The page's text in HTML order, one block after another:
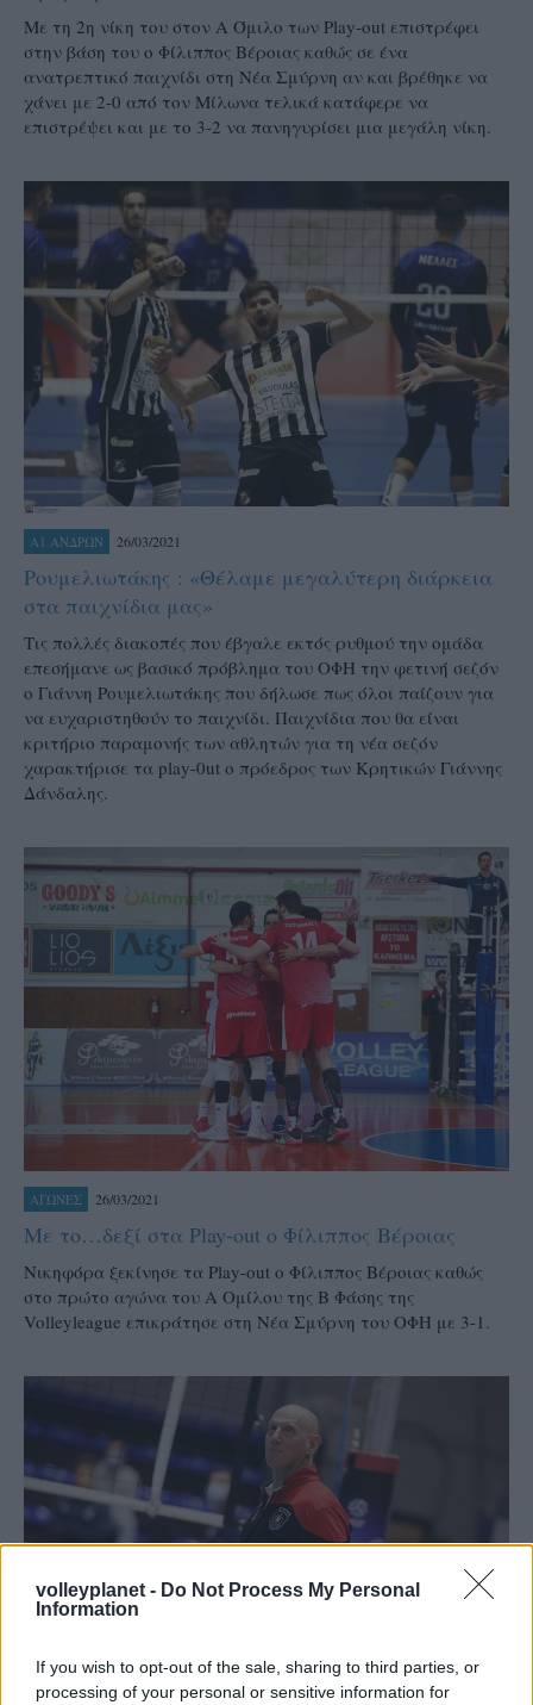
volleyplanet - Do Not Process My Personal
Information
If you wish to opt-out of the sale, sharing to third parties, or
processing of your personal or sensitive information for
Με τη 2η νίκη του στον Α Όμιλο των Play-out επιστρέφει
στην βάση του ο Φίλιππος Βέροιας καθώς σε ένα
ανατρεπτικό παιχνίδι στη Νέα Σμύρνη αν και βρέθηκε να
χάνει με 2-0 από τον Μίλωνα τελικά κατάφερε να
επιστρέψει και με το 3-2 να πανηγυρίσει μια μεγάλη νίκη.
Α1 ΑΝΔΡΩΝ 26/03/2021
Ρουμελιωτάκης : «Θέλαμε μεγαλύτερη διάρκεια
στα παιχνίδια μας»
Τις πολλές διακοπές που έβγαλε εκτός ρυθμού την ομάδα
επεσήμανε ως βασικό πρόβλημα του ΟΦΗ την φετινή σεζόν
ο Γιάννη Ρουμελιωτάκης που δήλωσε πως όλοι παίζουν για
να ευχαριστηθούν το παιχνίδι. Παιχνίδια που θα είναι
κριτήριο παραμονής των αθλητών για τη νέα σεζόν
χαρακτήρισε τα play-0ut ο πρόεδρος των Κρητικών Γιάννης
Δάνδαλης.
ΑΓΩΝΕΣ 26/03/2021
Με το…δεξί στα Play-out ο Φίλιππος Βέροιας
Νικηφόρα ξεκίνησε τα Play-out ο Φίλιππος Βέροιας καθώς
στο πρώτο αγώνα του Α Ομίλου της Β Φάσης της
Volleyleague επικράτησε στη Νέα Σμύρνη του ΟΦΗ με 3-1.